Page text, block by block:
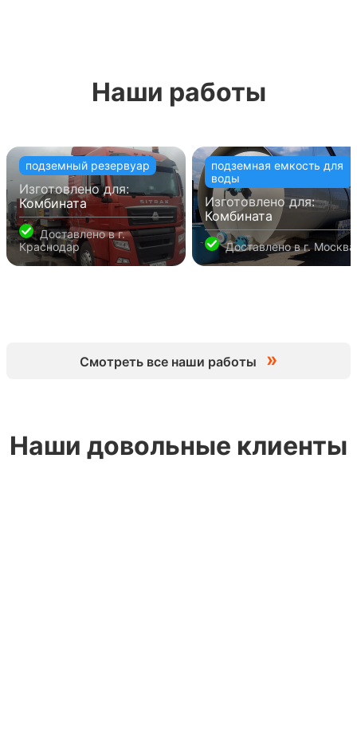
Наши работы
подземный резервуар
Изготовлено для:
Комбината
Доставлено вг.
Краснодар
подземная емкость для
воды
Изготовлено для:
Комбината
Доставлено вг. Москва
Смотреть все наши работы »
Наши довольные клиенты